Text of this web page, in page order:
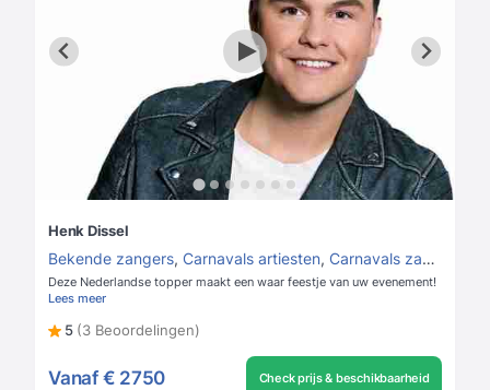
Henk Dissel
Bekende zangers, Carnavals artiesten, Carnavals zangers
Deze Nederlandse topper maakt een waar feestje van uw evenement!
Lees meer
5 (3 Beoordelingen)
Vanaf € 2750 Check prijs & beschikbaarheid